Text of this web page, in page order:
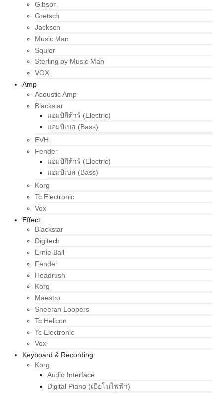
Gibson
Gretsch
Jackson
Music Man
Squier
Sterling by Music Man
VOX
Amp
Acoustic Amp
Blackstar
แอมป์กีต้าร์ (Electric)
แอมป์เบส (Bass)
EVH
Fender
แอมป์กีต้าร์ (Electric)
แอมป์เบส (Bass)
Korg
Tc Electronic
Vox
Effect
Blackstar
Digitech
Ernie Ball
Fender
Headrush
Korg
Maestro
Sheeran Loopers
Tc Helicon
Tc Electronic
Vox
Keyboard & Recording
Korg
Audio Interface
Digital Piano (เปียโนไฟฟ้า)